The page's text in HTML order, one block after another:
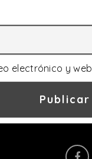
electrónico y